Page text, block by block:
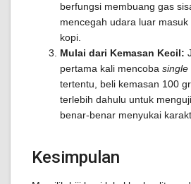
berfungsi membuang gas
mencegah udara luar
kopi.
Mulai dari Kemasan Kecil:
pertama kali mencoba single
tertentu, beli kemasan 100
terlebih dahulu untuk
benar-benar menyukai
Kesimpulan